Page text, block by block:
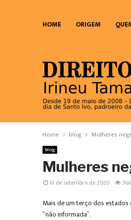
HOME ORIGEM
Home blog Mulheres
blog
Mulheres
16 de setembro de 2020 366
Mais de um terço dos estados
“não informada”.